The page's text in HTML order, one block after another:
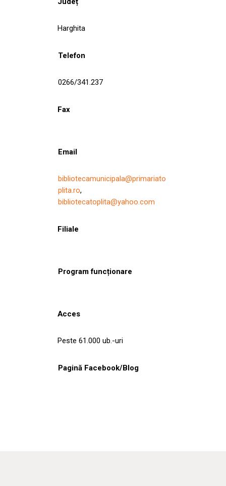
Harghita
Telefon
0266/341.237
Fax
Email
bibliotecamunicipala@primariato
plita.ro,
bibliotecatoplita@yahoo.com
Filiale
Program funcționare
Acces
Peste 61.000 ub.-uri
Pagină Facebook/Blog